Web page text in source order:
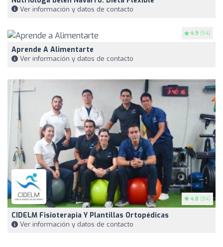
Ver información y datos de contacto
4.9 (54)
Aprende A Alimentarte
Ver información y datos de contacto
4.8 (84)
CIDELM Fisioterapia Y Plantillas Ortopédicas
Ver información y datos de contacto